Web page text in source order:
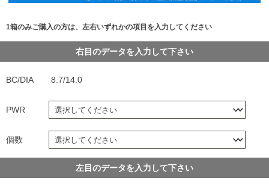
1箱のみご購入の方は、左右いずれかの項目を入力してください
右目のデータを入力して下さい
BC/DIA 8.7/14.0
PWR
個数
左目のデータを入力して下さい